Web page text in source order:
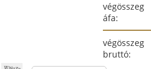
végösszeg
áfa:
végösszeg
bruttó: